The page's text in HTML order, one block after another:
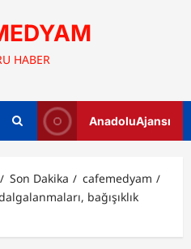
HABER
AnadoluAjansı
Son Dakika
cafemedyam
bağışıklık